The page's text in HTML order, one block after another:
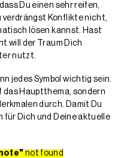
Du einen sehr reifen,
Konflikte nicht,
lösen kannst. Hast
will der Traum Dich
nutzt.
jedes Symbol wichtig sein.
das Hauptthema, sondern
durch. Damit Du
für Dich und Deine aktuelle
not found